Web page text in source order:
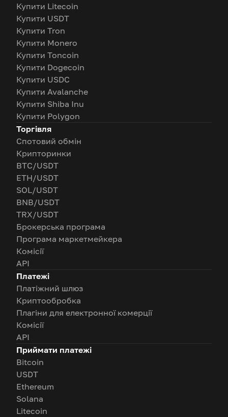
Купити Litecoin
Купити USDT
Купити Tron
Купити Monero
Купити Toncoin
Купити Dogecoin
Купити USDC
Купити Avalanche
Купити Shiba Inu
Купити Polygon
Торгівля
Спотовий обмін
Крипторинки
BTC/USDT
ETH/USDT
SOL/USDT
BNB/USDT
TRX/USDT
Брокерська програма
Програма маркетмейкера
Комісії
API
Платежі
Платіжний шлюз
Криптообробка
Плагіни для електронної комерції
Комісії
API
Приймати платежі
Bitcoin
USDT
Ethereum
Solana
Litecoin